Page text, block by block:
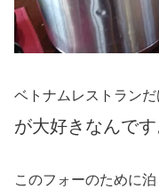
ベトナムレストランだ
が大好きなんです
このフォーのために